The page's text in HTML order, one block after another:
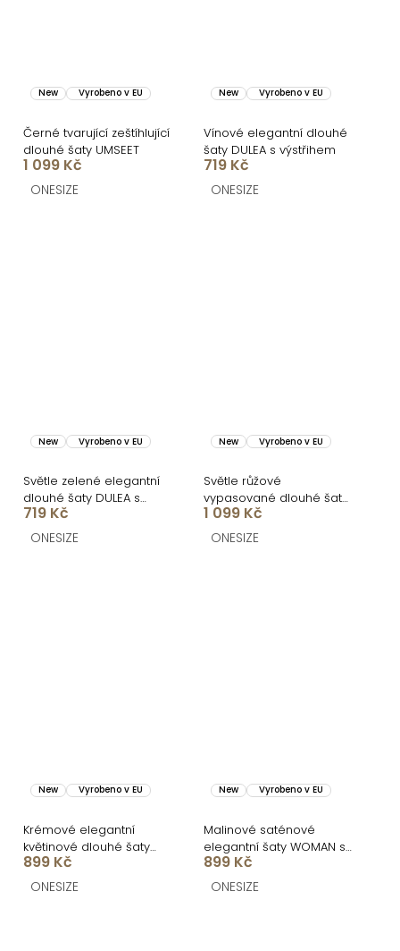
New Vyrobeno v EU
Černé tvarující zeštíhlující
dlouhé šaty UMSEET
1 099 Kč
ONESIZE
New Vyrobeno v EU
Vínové elegantní dlouhé
šaty DULEA s výstřihem
719 Kč
ONESIZE
New Vyrobeno v EU
Světle zelené elegantní
dlouhé šaty DULEA s
výstřihem
719 Kč
ONESIZE
New Vyrobeno v EU
Světle růžové
vypasované dlouhé šaty
UMSEET
1 099 Kč
ONESIZE
New Vyrobeno v EU
Krémové elegantní
květinové dlouhé šaty
BELLESA se šátkem
899 Kč
ONESIZE
New Vyrobeno v EU
Malinové saténové
elegantní šaty WOMAN s
dlouhým rukávem
899 Kč
ONESIZE